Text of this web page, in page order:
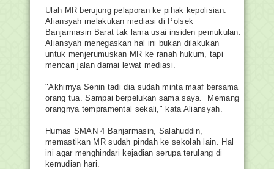
Ulah MR berujung pelaporan ke pihak kepolisian.
Aliansyah melakukan mediasi di Polsek
Banjarmasin Barat tak lama usai insiden pemukulan.
Aliansyah menegaskan hal ini bukan dilakukan
untuk menjerumuskan MR ke ranah hukum, tapi
mencari jalan damai lewat mediasi.
"Akhirnya Senin tadi dia sudah minta maaf bersama
orang tua. Sampai berpelukan sama saya.  Memang
orangnya tempramental sekali," kata Aliansyah.
Humas SMAN 4 Banjarmasin, Salahuddin,
memastikan MR sudah pindah ke sekolah lain. Hal
ini agar menghindari kejadian serupa terulang di
kemudian hari.